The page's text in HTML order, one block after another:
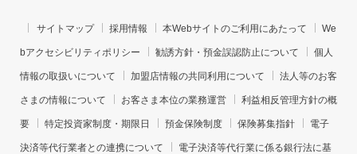
サイトマップ 採用情報 本Webサイトのご利用にあたって We
bアクセシビリティポリシー 勧誘方針・預金誤認防止について 個人
情報の取扱いについて 加盟店情報の共同利用について 法人等のお客
さまの情報について お客さま本位の業務運営 利益相反管理方針の概
要 特定投資家制度・期限日 預金保険制度 保険募集指針 電子
決済等代行業者との連携について 電子決済等代行業に係る銀行法に基